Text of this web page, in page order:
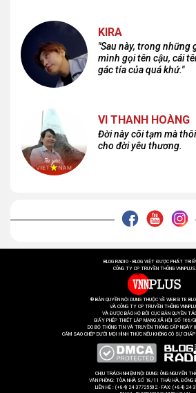
KIRA
"Sau này, trong những
mình gọi tên cậu, cái
gác tía của quá khứ."
VI THANH HOÀNG
Đời này cõi tạm mà
cho đời yêu thương.
BLOG RADIO - BLOG VIỆT ĐƯỢC PHÁT
CÔNG TY CP TRUYỀN THÔNG VNNPLUS.
® BẢN QUYỀN NỘI DUNG THUỘC VỀ WEBSITE
VÀ CÔNG TY CP TRUYỀN THÔNG
VÀ ĐƯỢC BẢO HỘ BỞI CỤC BẢN QUYỀN
GIẤY PHÉP THIẾT LẬP MẠNG XÃ HỘI SỐ 166/
DO BỘ THÔNG TIN VÀ TRUYỀN THÔNG CẤP
CẤM SAO CHÉP DƯỚI MỌI HÌNH THỨC NẾU KHÔNG CÓ SỰ
CHỊU TRÁCH NHIỆM NỘI DUNG: ÔNG NGUYỄN
VĂN PHÒNG: TÒA NHÀ SỐ 18/11 THÁI HÀ, ĐỐNG
LIÊN HỆ : (+84) 24 37725502 - FAX: (+84) 24